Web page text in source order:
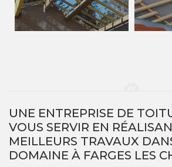
UNE ENTREPRISE DE
VOUS SERVIR EN
MEILLEURS TRAVAUX
DOMAINE À FARGES LES